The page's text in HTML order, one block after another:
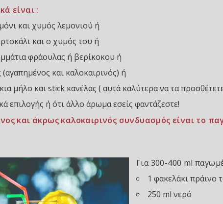
είναι :
και χυμός λεμονιού ή
και ο χυμός του ή
φράουλας ή βερίκοκου ή
και καλοκαιρινός) ή
μήλο και stick κανέλας ( αυτά καλύτερα να τα
επιλογής ή ότι άλλο άρωμα εσείς φαντάζεστε!
και άκρως καλοκαιρινός συνδυασμός είναι το
Για 300-400 ml
1 φακελάκι πράινο
250 ml νερό